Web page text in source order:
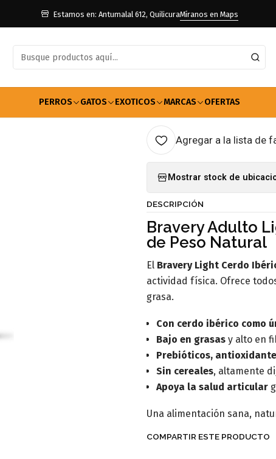
PERROS GATOS EXOTICOS MARCAS OFERTAS
Estamos en: Antumalal 612, QuilicuraMíranos en Maps
Adulto Raza Mediana y Grande Alimento Bravery Perro Adulto Light
Alimento
Raza
12kg
Agregar a la lista de
Mostrar stock de
DESCRIPCIÓN
Bravery Adulto
de Peso Natural
El Bravery Light Cerdo
actividad física. Ofrece
grasa.
Con cerdo ibérico como
Bajo en grasas y alto en
Prebióticos,
Sin cereales, altamente
Apoya la salud articular
Una alimentación sana,
COMPARTIR ESTE PRODUCTO